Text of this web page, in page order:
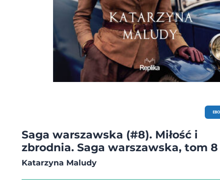
Saga warszawska (#8). Miłość i
zbrodnia. Saga warszawska, tom 8
Katarzyna Maludy